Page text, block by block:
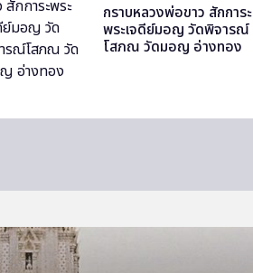
กราบหลวงพ่อขาว สักการะ
พระเจดีย์มอญ วัดพิจารณ์
โสภณ วัดมอญ อ่างทอง